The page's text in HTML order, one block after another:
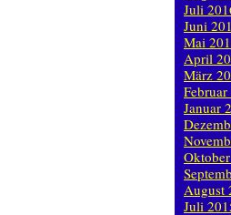
Juli
Juni
Mai
April
März
Januar
August
Juli